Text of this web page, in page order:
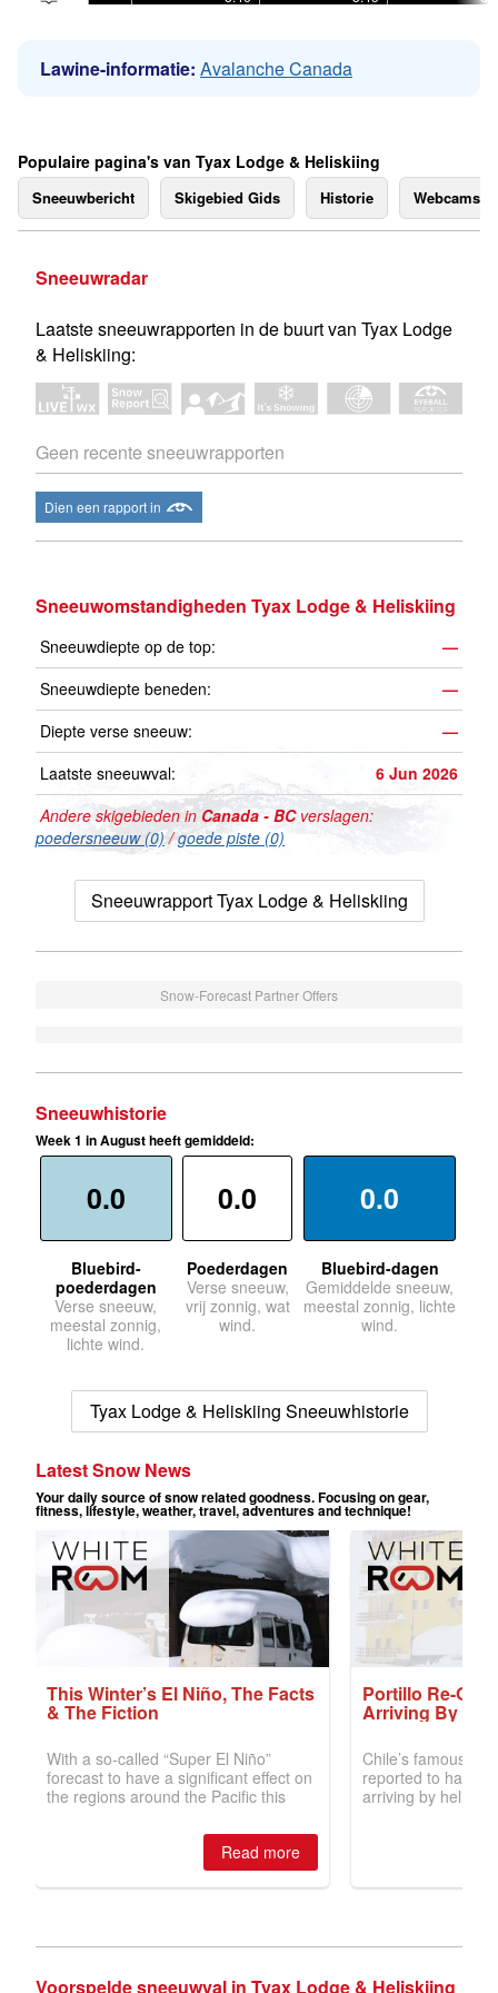
Lawine-informatie: Avalanche Canada
Populaire pagina's van Tyax Lodge & Heliskiing
Sneeuwbericht Skigebied Gids Historie Webcams
Sneeuwradar
Laatste sneeuwrapporten in de buurt van Tyax Lodge
& Heliskiing:
Geen recente sneeuwrapporten
Dien een rapport in
Sneeuwomstandigheden Tyax Lodge & Heliskiing
Sneeuwdiepte op de top:
—
Sneeuwdiepte beneden:
—
Diepte verse sneeuw:
—
Laatste sneeuwval:
6 Jun 2026
Andere skigebieden in Canada - BCverslagen:
poedersneeuw (0)/goede piste (0)
Sneeuwrapport Tyax Lodge & Heliskiing
Snow-Forecast Partner Offers
Sneeuwhistorie
Week 1 in August heeft gemiddeld:
0.0
Bluebird-
poederdagen
Verse sneeuw,
meestal zonnig,
lichte wind.
0.0
Poederdagen
Verse sneeuw,
vrij zonnig, wat
wind.
0.0
Bluebird-dagen
Gemiddelde sneeuw,
meestal zonnig, lichte
wind.
Tyax Lodge & Heliskiing Sneeuwhistorie
Voorspelde sneeuwval in Tyax Lodge & Heliskiing